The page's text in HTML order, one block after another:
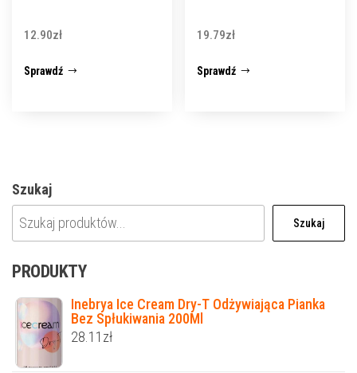
12.90zł
Sprawdź
19.79zł
Sprawdź
Szukaj
Szukaj
PRODUKTY
Inebrya Ice Cream Dry-T Odżywiająca Pianka
Bez Spłukiwania 200Ml
28.11 zł